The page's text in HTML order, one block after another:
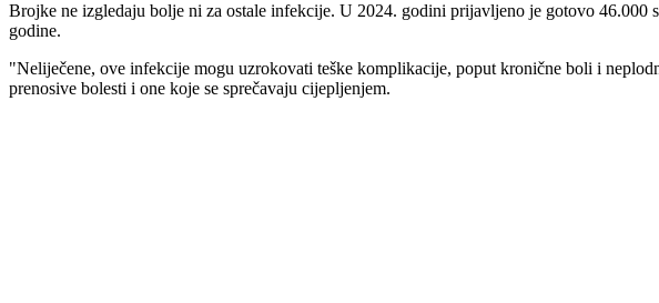
Brojke ne izgledaju bolje ni za ostale infekcije. U 2024. godini prijavljeno je gotovo 46.000
godine.
"Neliječene, ove infekcije mogu uzrokovati teške komplikacije, poput kronične boli i
prenosive bolesti i one koje se sprečavaju cijepljenjem.